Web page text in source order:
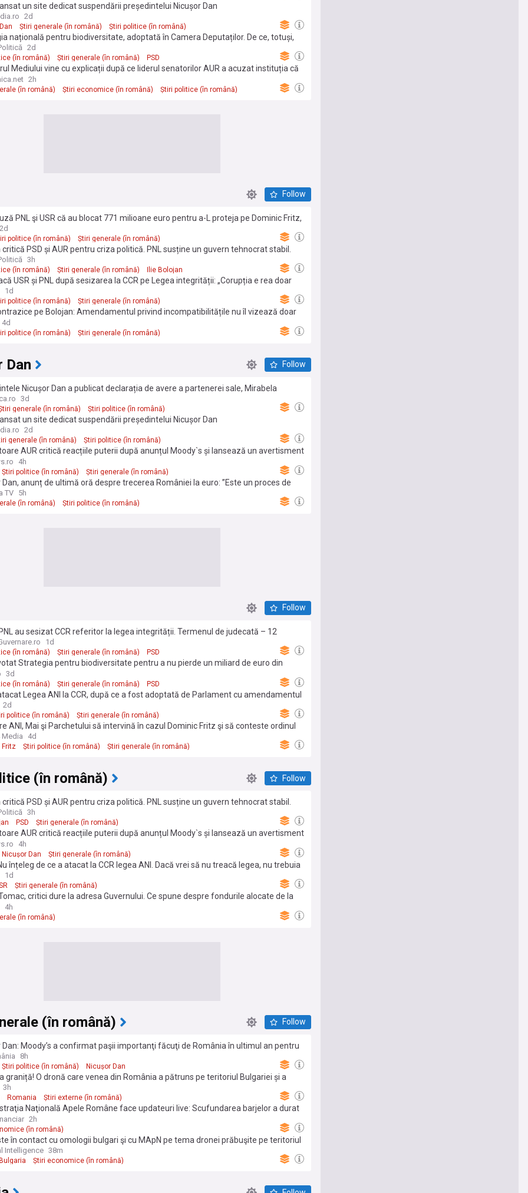
un site dedicat suspendării președintelui Nicușor Dan
2d
Știri generale (în română) Știri politice (în română)
națională pentru biodiversitate, adoptată în Camera Deputaților. De ce, totuși,
cu amendamentele PSD
2d
(în română) Știri generale (în română) PSD
Mediului vine cu explicații după ce liderul senatorilor AUR a acuzat instituția că
preferențial un contract unui consorțiu de firme și a cerut intervenția Curții de
2h
(în română) Știri economice (în română) Știri politice (în română)
Follow
PNL şi USR că au blocat 771 milioane euro pentru a-L proteja pe Dominic Fritz,
Legii Integrității la CCR
2d
politice (în română) Știri generale (în română)
critică PSD și AUR pentru criza politică. PNL susține un guvern tehnocrat stabil.
3h
(în română) Știri generale (în română) Ilie Bolojan
USR și PNL după sesizarea la CCR pe Legea integrității: „Corupția e rea doar
sunt eu implicat”
1d
politice (în română) Știri generale (în română)
pe Bolojan: Amendamentul privind incompatibilitățile nu îl vizează doar
Fritz. Zeci de funcționari sunt în situații similare
4d
politice (în română) Știri generale (în română)
Dan Follow
Nicușor Dan a publicat declarația de avere a partenerei sale, Mirabela
„În spiritul transparenței și pentru a înlătura orice speculații”. Ce bunuri și
apar în documente
3d
generale (în română) Știri politice (în română)
un site dedicat suspendării președintelui Nicușor Dan
2d
generale (în română) Știri politice (în română)
AUR critică reacțiile puterii după anunțul Moody`s și lansează un avertisment
„Atunci ar fi normal să dispară”
4h
Știri politice (în română) Știri generale (în română)
Dan, anunț de ultimă oră despre trecerea României la euro: ”Este un proces de
trebuie prioritizat”
TV 5h
(în română) Știri politice (în română)
Follow
au sesizat CCR referitor la legea integrității. Termenul de judecată – 12
1d
(în română) Știri generale (în română) PSD
Strategia pentru biodiversitate pentru a nu pierde un miliard de euro din
3d
(în română) Știri generale (în română) PSD
Legea ANI la CCR, după ce a fost adoptată de Parlament cu amendamentul
2d
politice (în română) Știri generale (în română)
ANI, Mai şi Parchetului să intervină în cazul Dominic Fritz şi să conteste ordinul
de Timiş
Media 4d
Fritz Știri politice (în română) Știri generale (în română)
(în română) Follow
critică PSD și AUR pentru criza politică. PNL susține un guvern tehnocrat stabil.
3h
PSD Știri generale (în română)
AUR critică reacțiile puterii după anunțul Moody`s și lansează un avertisment
„Atunci ar fi normal să dispară”
4h
Nicușor Dan Știri generale (în română)
înțeleg de ce a atacat la CCR legea ANI. Dacă vrei să nu treacă legea, nu trebuia
pentru
1d
Știri generale (în română)
critici dure la adresa Guvernului. Ce spune despre fondurile alocate de la
politice
4h
(în română)
(în română) Follow
Dan: Moody’s a confirmat paşii importanţi făcuţi de România în ultimul an pentru
finanţele publice şi a reduce cheltuielile
8h
Știri politice (în română) Nicușor Dan
graniță! O dronă care venea din România a pătruns pe teritoriul Bulgariei și a
3h
Romania Știri externe (în română)
Naţională Apele Române face updateuri live: Scufundarea barjelor a durat
ar putea creşte de săptămâna viitoare
2h
(în română)
în contact cu omologii bulgari şi cu MApN pe tema dronei prăbuşite pe teritoriul
Intelligence 38m
Bulgaria Știri economice (în română)